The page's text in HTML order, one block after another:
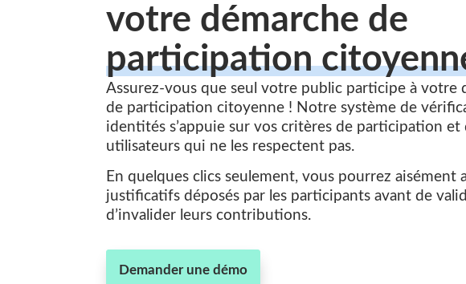
votre démarche de
participation
Assurez-vous que seul votre public participe à votre
de participation citoyenne ! Notre système de
identités s’appuie sur vos critères de participation et
utilisateurs qui ne les respectent pas.
En quelques clics seulement, vous pourrez aisément
justificatifs déposés par les participants avant de
d’invalider leurs contributions.
Demander une démo